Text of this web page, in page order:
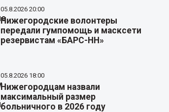
05.8.2026 20:00
Нижегородские волонтеры
передали гумпомощь и масксети
резервистам «БАРС-НН»
05.8.2026 18:00
Нижегородцам назвали
максимальный размер
больничного в 2026 году